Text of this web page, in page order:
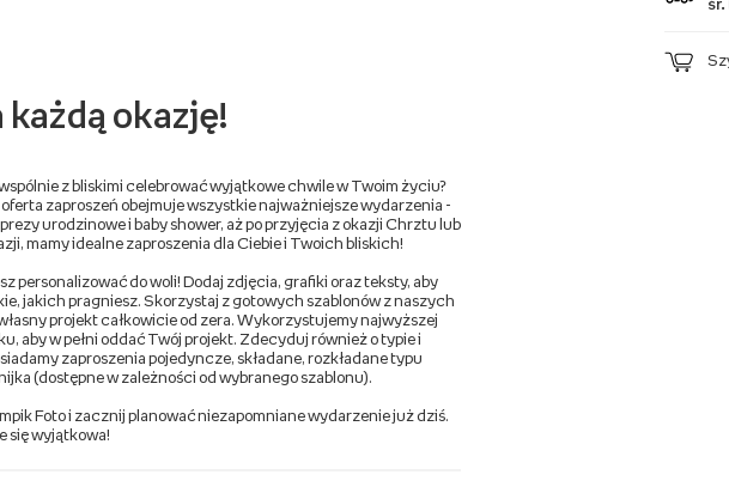
okazję!
z bliskimi celebrować wyjątkowe chwile w Twoim życiu?
zaproszeń obejmuje wszystkie najważniejsze wydarzenia -
urodzinowe i baby shower, aż po przyjęcia z okazji Chrztu lub
mamy idealne zaproszenia dla Ciebie i Twoich bliskich!
personalizować do woli! Dodaj zdjęcia, grafiki oraz teksty, aby
jakich pragniesz. Skorzystaj z gotowych szablonów z naszych
projekt całkowicie od zera. Wykorzystujemy najwyższej
aby w pełni oddać Twój projekt. Zdecyduj również o typie i
zaproszenia pojedyncze, składane, rozkładane typu
(dostępne w zależności od wybranego szablonu).
Foto i zacznij planować niezapomniane wydarzenie już dziś.
się wyjątkowa!